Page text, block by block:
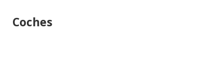
Coches